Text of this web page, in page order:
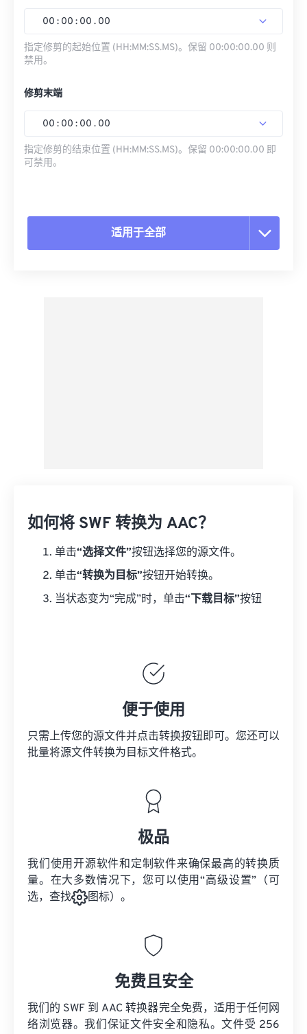
00 : 00 : 00 . 00
指定修剪的起始位置 (HH:MM:SS.MS)。保留 00:00:00.00 则
禁用。
修剪末端
00 : 00 : 00 . 00
指定修剪的结束位置 (HH:MM:SS.MS)。保留 00:00:00.00 即
可禁用。
适用于全部
如何将 SWF 转换为 AAC？
单击“选择文件”按钮选择您的源文件。
单击“转换为目标”按钮开始转换。
当状态变为“完成”时，单击“下载目标”按钮
便于使用
只需上传您的源文件并点击转换按钮即可。您还可以
批量将源文件转换为目标文件格式。
极品
我们使用开源软件和定制软件来确保最高的转换质
量。在大多数情况下，您可以使用“高级设置”（可
选，查找
图标）。
免费且安全
我们的 SWF 到 AAC 转换器完全免费，适用于任何网
络浏览器。我们保证文件安全和隐私。文件受 256